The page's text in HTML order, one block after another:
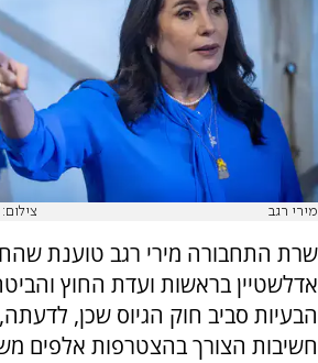
מירי רגב צילום: Chaim Goldberg/Flash90
שרת התחבורה מירי רגב טוענת
אדלשטיין בראשות ועדת החוץ
הבעיות סביב חוק הגיוס שכן,
חשיבות הצורך בהצטרפות אלפים